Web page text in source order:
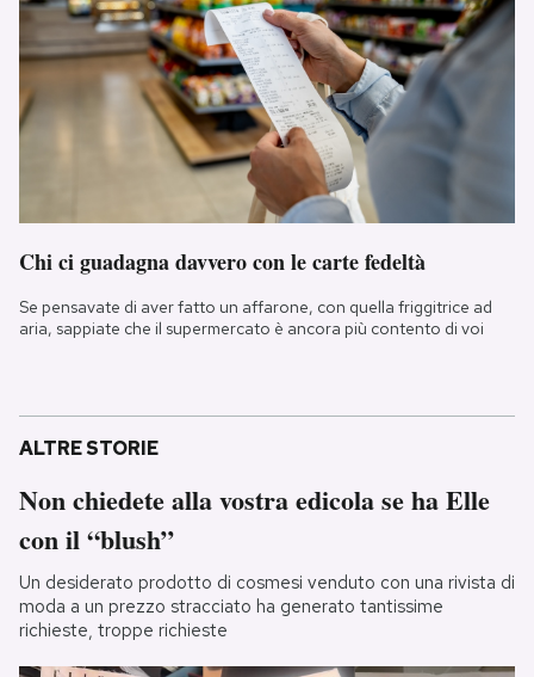
Chi ci guadagna davvero con le carte fedeltà
Se pensavate di aver fatto un affarone, con quella friggitrice ad
aria, sappiate che il supermercato è ancora più contento di voi
ALTRE STORIE
Non chiedete alla vostra edicola se ha Elle
con il “blush”
Un desiderato prodotto di cosmesi venduto con una rivista di
moda a un prezzo stracciato ha generato tantissime
richieste, troppe richieste